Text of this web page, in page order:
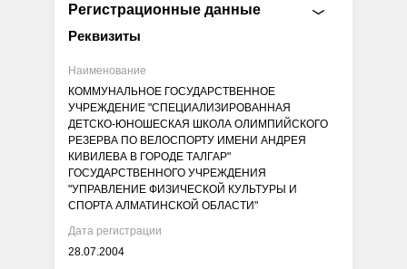
Регистрационные данные
Реквизиты
Наименование
КОММУНАЛЬНОЕ ГОСУДАРСТВЕННОЕ
УЧРЕЖДЕНИЕ "СПЕЦИАЛИЗИРОВАННАЯ
ДЕТСКО-ЮНОШЕСКАЯ ШКОЛА ОЛИМПИЙСКОГО
РЕЗЕРВА ПО ВЕЛОСПОРТУ ИМЕНИ АНДРЕЯ
КИВИЛЕВА В ГОРОДЕ ТАЛГАР"
ГОСУДАРСТВЕННОГО УЧРЕЖДЕНИЯ
"УПРАВЛЕНИЕ ФИЗИЧЕСКОЙ КУЛЬТУРЫ И
СПОРТА АЛМАТИНСКОЙ ОБЛАСТИ"
Дата регистрации
28.07.2004